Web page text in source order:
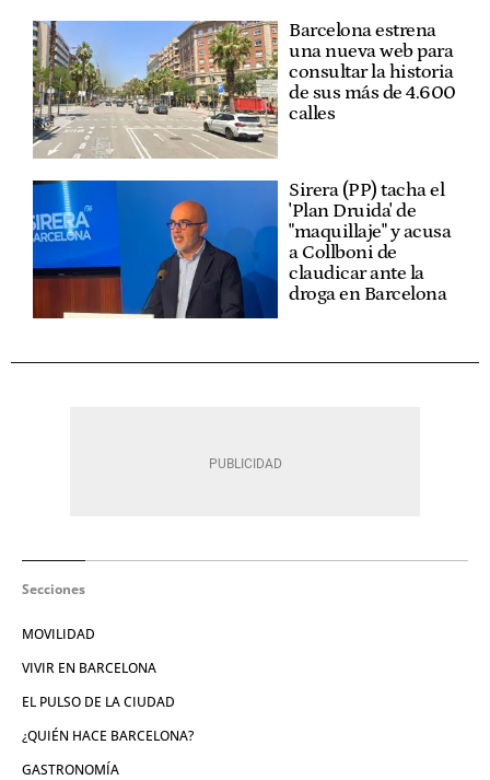
Barcelona estrena
una nueva web para
consultar la historia
de sus más de 4.600
calles
Sirera (PP) tacha el
'Plan Druida' de
"maquillaje" y acusa
a Collboni de
claudicar ante la
droga en Barcelona
Secciones
MOVILIDAD
VIVIR EN BARCELONA
EL PULSO DE LA CIUDAD
¿QUIÉN HACE BARCELONA?
GASTRONOMÍA